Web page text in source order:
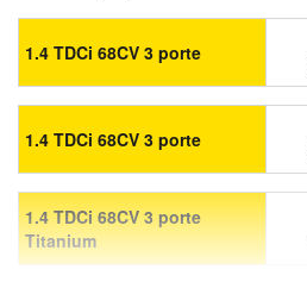
1.4 TDCi 68CV 3 porte
1.4 TDCi 68CV 3 porte
1.4 TDCi 68CV 3 porte
Titanium